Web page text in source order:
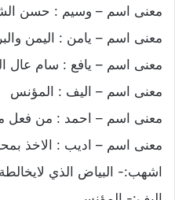
معنى اسم – وسيم : حسن
معنى اسم – يامن : اليمن
معنى اسم – يافع : سام عال
معنى اسم – اليف : المؤنس
معنى اسم – احمد : من فعل
معنى اسم – اديب : الاخذ
اشهب:- البياض الذي